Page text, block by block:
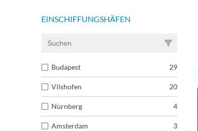
EINSCHIFFUNGSHÄFEN
Budapest 29
Vilshofen 20
Nürnberg 4
Amsterdam 3